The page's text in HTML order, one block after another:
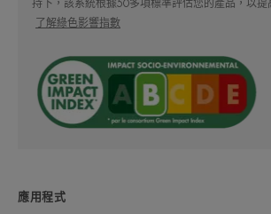
專家的話 : 紓敏修護潤膚霜可滋養
優勢 : 恢復肌膚屏障功能和肌膚舒
潤膚霜。
持下，該系統根據50多項標準評估您的產品，以提
了解綠色影響指數
應用程式